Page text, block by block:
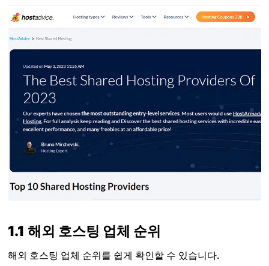
1.1 해외 호스팅 업체 순위
해외 호스팅 업체 순위를 쉽게 확인할 수 있습니다.